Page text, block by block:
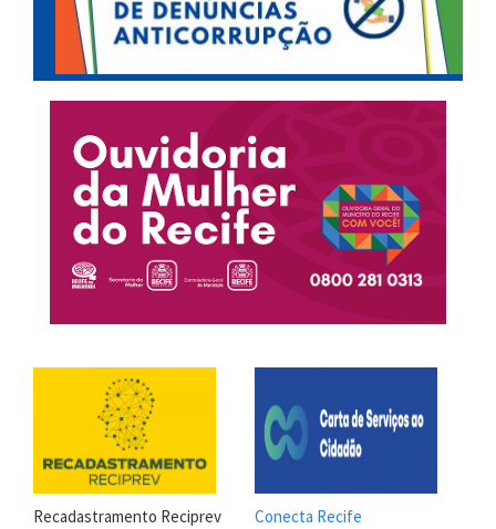
Recadastramento Reciprev Conecta Recife